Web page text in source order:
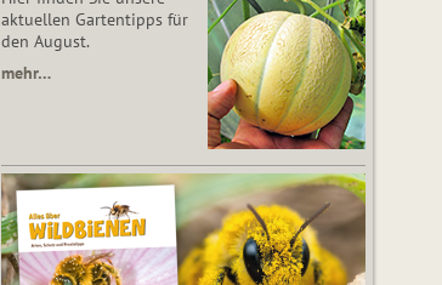
aktuellen Gartentipps für
den August.
mehr…